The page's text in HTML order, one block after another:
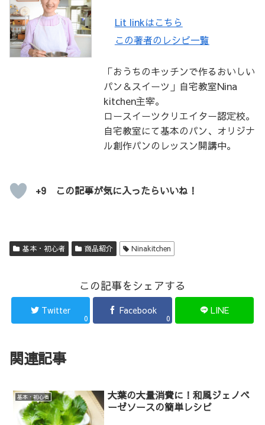
Lit linkはこちら
この著者のレシピ一覧
「おうちのキッチンで作るおいしい
パン＆スイーツ」自宅教室Nina
kitchen主宰。
ロースイーツクリエイター認定校。
自宅教室にて基本のパン、オリジナ
ル創作パンのレッスン開講中。
+9 この記事が気に入ったらいいね！
基本・初心者 商品紹介 Ninakitchen
この記事をシェアする
Twitter
0
Facebook
0
LINE
関連記事
基本・初心者
大葉の大量消費に！和風ジェノベ
ーゼソースの簡単レシピ